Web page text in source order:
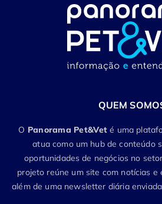
QUEM
O Panorama Pet&Vet é uma
atua como um hub de conteúdo
oportunidades de negócios no
projeto reúne um site com notícias e
além de uma newsletter diária